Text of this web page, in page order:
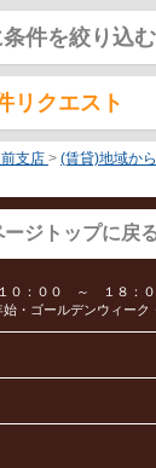
条件を絞り込む
リクエスト
支店 > (賃貸)地域か
ージトップに戻
０：００ ～ １８：０
・ゴールデンウィーク